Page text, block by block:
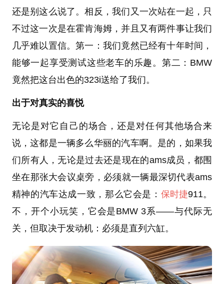
还是别这么说了。相反，我们又一次站在一起，只
不过这一次是在霍肯海姆，并且又有两件事让我们
几乎难以置信。第一：我们竟然已经有十年时间，
能够一起享受测试这些老车的乐趣。第二：BMW
竟然把这台出色的323i送给了我们。
出于对真实的喜悦
无论是对它自己的场合，还是对任何其他场合来
说，这都是一辆多么华丽的汽车啊。是的，如果我
们所有人，无论是过去还是现在的ams成员，都围
坐在那张大会议桌旁，必须就一辆最深切代表ams
精神的汽车达成一致，那么它会是： 保时捷911。
不，开个小玩笑，它会是BMW 3系——与代际无
关，但取决于发动机：必须是直列六缸。